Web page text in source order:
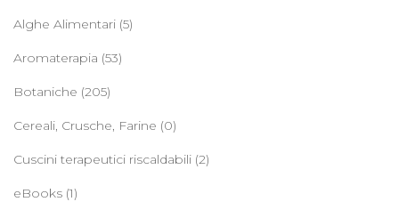
Alghe Alimentari (5)
Aromaterapia (53)
Botaniche (205)
Cereali, Crusche, Farine (0)
Cuscini terapeutici riscaldabili (2)
eBooks (1)